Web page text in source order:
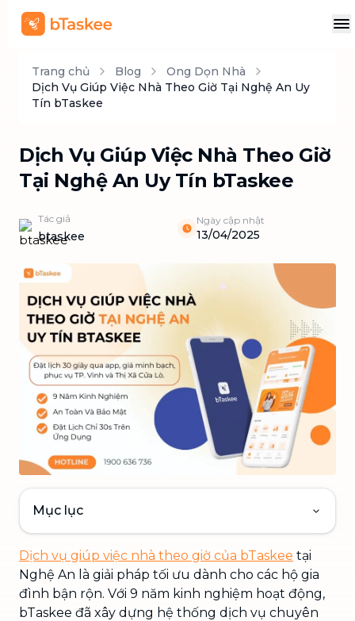
Trang chủ Blog
Ong Dọn Nhà
Dịch Vụ Giúp Việc Nhà Theo Giờ Tại Nghệ An Uy
Tín bTaskee
Dịch Vụ Giúp Việc Nhà Theo Giờ
Tại Nghệ An Uy Tín bTaskee
Tác giả
btaskee
Ngày cập nhật
13/04/2025
Mục lục
Dịch vụ giúp việc nhà theo giờ của bTaskee tại
Nghệ An là giải pháp tối ưu dành cho các hộ gia
đình bận rộn. Với 9 năm kinh nghiệm hoạt động,
bTaskee đã xây dựng hệ thống dịch vụ chuyên